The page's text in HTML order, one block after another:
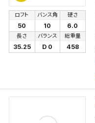
ロフト
50
バンス角
10
硬さ
6.0
長さ
35.25
バランス
D 0
総重量
458